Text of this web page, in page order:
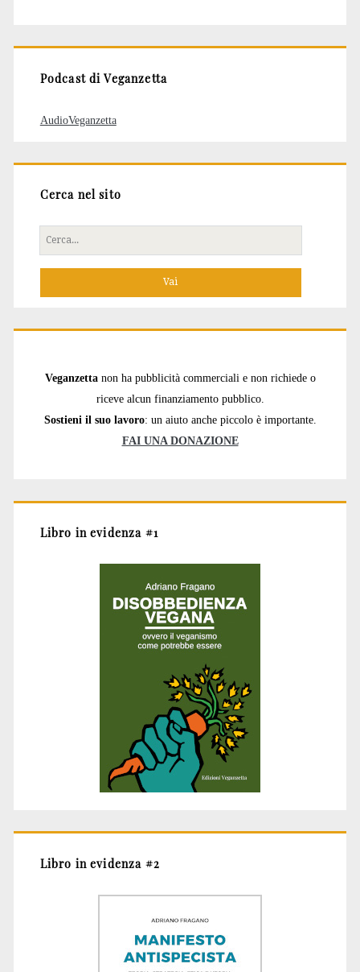
Podcast di Veganzetta
AudioVeganzetta
Cerca nel sito
Cerca
per:
Veganzetta non ha pubblicità commerciali e non richiede o
riceve alcun finanziamento pubblico.
Sostieni il suo lavoro: un aiuto anche piccolo è importante.
FAI UNA DONAZIONE
Libro in evidenza #1
Libro in evidenza #2